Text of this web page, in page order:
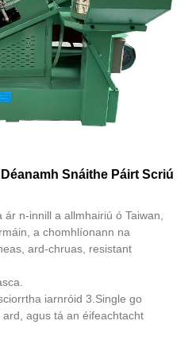
Snáithe Páirt Scriú
n-innill a allmhairiú ó Taiwan,
a chomhlíonann na
ard-chruas, resistant
iarnróid 3.Single go
agus tá an éifeachtacht